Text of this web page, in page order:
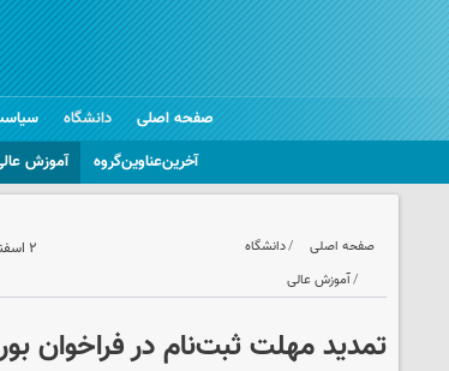
صفحه اصلی
دانشگاه
آخرین‌عناوین‌گروه
آموزش
صفحه اصلی
دانشگاه
آموزش عالی
۲ اسفند ۱۴۰۲ - ۱۲:۲۱
تمدید مهلت ثبت‌نام در فراخوان بورس سال